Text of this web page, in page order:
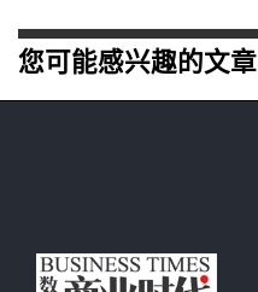
您可能感兴趣的文章